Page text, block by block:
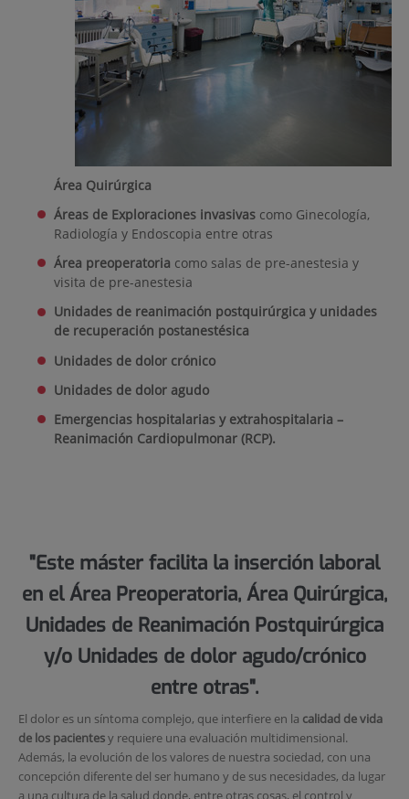
Área Quirúrgica
Áreas de Exploracionesinvasivascomo Ginecología,
Radiología y Endoscopia entre otras
Área preoperatoria como salas de pre-anestesia y
visita de pre-anestesia
Unidades de reanimación postquirúrgica y unidades
de recuperación postanestésica
Unidades de dolor crónico
Unidades de dolor agudo
Emergencias hospitalarias y extrahospitalaria –
Reanimación Cardiopulmonar (RCP).
"Este máster facilita la inserción laboral
en el Área Preoperatoria, Área Quirúrgica,
Unidades de Reanimación Postquirúrgica
y/o Unidades de dolor agudo/crónico
entre otras".
El dolor es un síntoma complejo, que interfiere en la calidad de vida
de los pacientesy requiere una evaluación multidimensional.
Además, la evolución de los valores de nuestra sociedad, con una
concepción diferente del ser humano y de sus necesidades, da lugar
a una cultura de la salud donde, entre otras cosas, el control y